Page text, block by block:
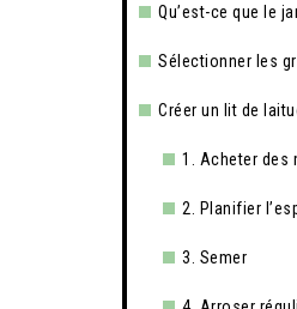
Qu’est-ce que le
Sélectionner les
Créer un lit de
1. Acheter des
2. Planifier
3. Semer